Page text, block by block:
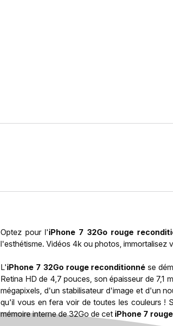
Optez pour l'iPhone 7 32Go rouge
l'esthétisme. Vidéos 4k ou photos, immortalisez
L'iPhone 7 32Go rouge reconditionné se
Retina HD de 4,7 pouces, son épaisseur de 7,1
mégapixels, d'un stabilisateur d'image et d'un
qu'il vous en fera voir de toutes les couleurs !
mémoire interne de 32Go de cet iPhone 7 rouge